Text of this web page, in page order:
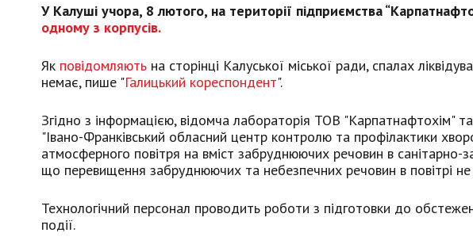
У Калуші учора, 8 лютого, на території підприємства
одному з корпусів.
Як повідомляють на сторінці Калуської міської ради, спалах
немає, пише "Галицький кореспондент".
Згідно з інформацією, відомча лабораторія ТОВ "Карпатнафтохім"
"Івано-Франківський обласний центр контролю та профілактики
атмосферного повітря на вміст забруднюючих речовин в
що перевищення забруднюючих та небезпечних речовин в повітрі не
Технологічний персонал проводить роботи з підготовки до
події.